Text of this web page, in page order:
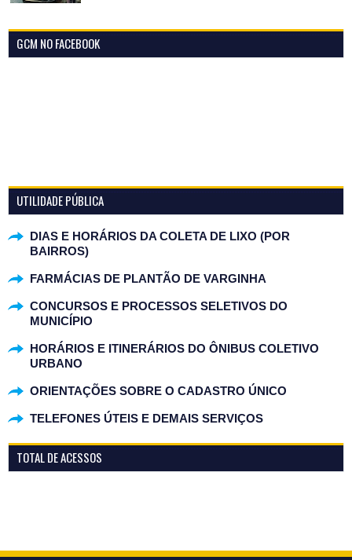
GCM NO FACEBOOK
UTILIDADE PÚBLICA
DIAS E HORÁRIOS DA COLETA DE LIXO (POR
BAIRROS)
FARMÁCIAS DE PLANTÃO DE VARGINHA
CONCURSOS E PROCESSOS SELETIVOS DO
MUNICÍPIO
HORÁRIOS E ITINERÁRIOS DO ÔNIBUS COLETIVO
URBANO
ORIENTAÇÕES SOBRE O CADASTRO ÚNICO
TELEFONES ÚTEIS E DEMAIS SERVIÇOS
TOTAL DE ACESSOS